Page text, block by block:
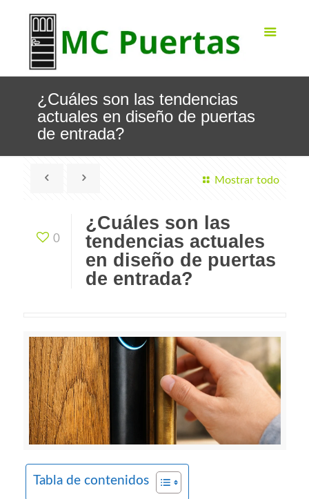
¿Cuáles son las tendencias
actuales en diseño de puertas
de entrada?
Mostrar todo
0
¿Cuáles son las
tendencias actuales
en diseño de puertas
de entrada?
Tabla de contenidos